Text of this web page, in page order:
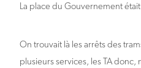
La place du Gouvernement
On trouvait là les arrêts des
plusieurs services, les TA donc,